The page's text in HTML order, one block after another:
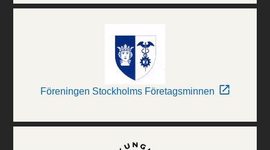
Föreningen Stockholms Företagsminnen